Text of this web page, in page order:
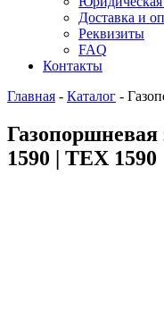
Доставка и
Реквизиты
FAQ
Контакты
Главная - Каталог -
1590 | ТЕХ 1590